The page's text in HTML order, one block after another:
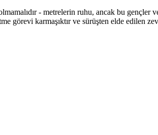
- metrelerin ruhu, ancak bu gençler
görevi karmaşıktır ve sürüşten elde edilen